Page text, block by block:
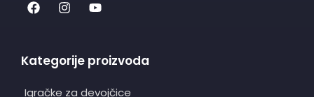
Kategorije proizvoda
Igračke za devojčice